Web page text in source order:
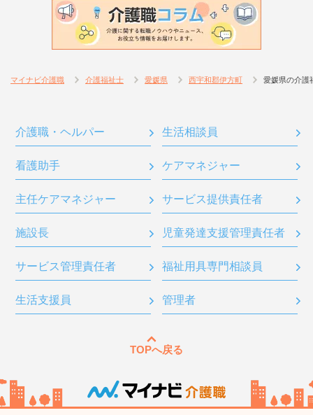
マイナビ介護職 介護福祉士 愛媛県 西宇和郡伊方町 愛媛県の介護
介護職・ヘルパー 生活相談員
看護助手 ケアマネジャー
主任ケアマネジャー サービス提供責任者
施設長 児童発達支援管理責任者
サービス管理責任者 福祉用具専門相談員
生活支援員 管理者
TOPへ戻る